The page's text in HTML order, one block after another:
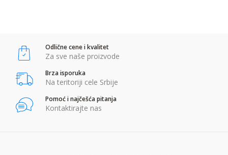
Odlične cene i kvalitet
Za sve naše proizvode
Brza isporuka
Na teritoriji cele Srbije
Pomoć i najčešća pitanja
Kontaktirajte nas